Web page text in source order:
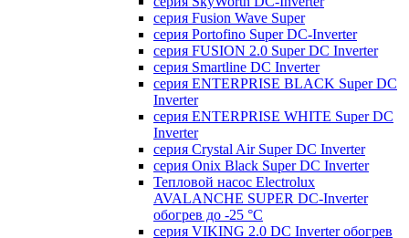
серия Fusion Wave Super
серия Portofino Super DC-Inverter
серия FUSION 2.0 Super DC Іnverter
серия Smartline DC Inverter
серия ENTERPRISE BLACK Super DC
Inverter
серия ENTERPRISE WHITE Super DC
Inverter
серия Crystal Air Super DC Inverter
серия Onix Black Super DC Inverter
Тепловой насос Electrolux
AVALANCHE SUPER DC-Inverter
обогрев до -25 °С
серия VIKING 2.0 DC Inverter обогрев